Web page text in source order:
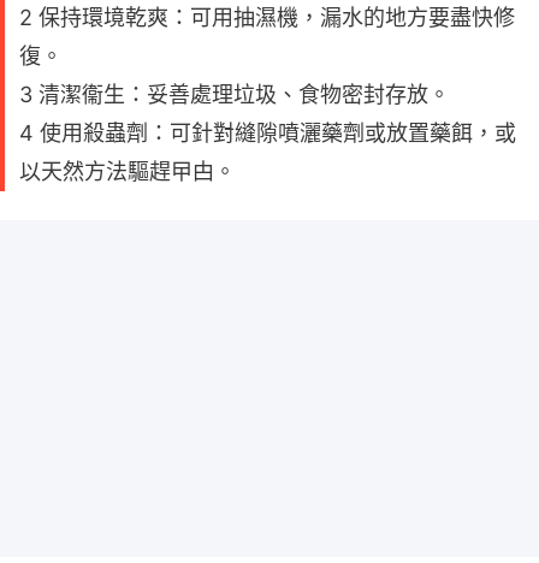
2 保持環境乾爽：可用抽濕機，漏水的地方要盡快修
復。
3 清潔衞生：妥善處理垃圾、食物密封存放。
4 使用殺蟲劑：可針對縫隙噴灑藥劑或放置藥餌，或
以天然方法驅趕曱甴。